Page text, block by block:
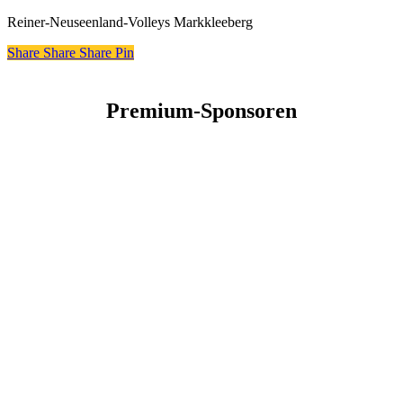
Reiner-Neuseenland-Volleys Markkleeberg
Share
Share Share Share Pin
Premium-Sponsoren